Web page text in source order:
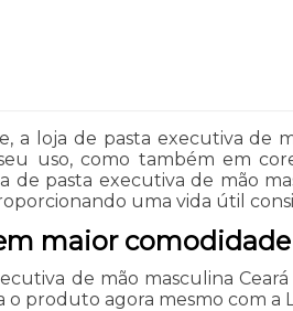
loja de pasta executiva de
uso, como também em
de pasta executiva de mão
uma vida útil
maior
de mão masculina
produto agora mesmo com a